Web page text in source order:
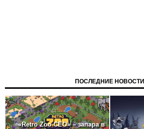
ПОСЛЕДНИЕ НОВОСТИ
«Retro Zoo CEO» – запара в